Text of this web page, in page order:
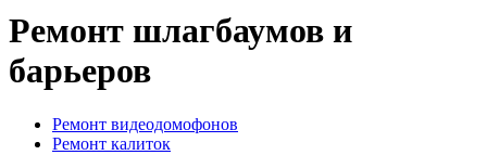
Ремонт шлагбаумов и
барьеров
Ремонт видеодомофонов
Ремонт калиток